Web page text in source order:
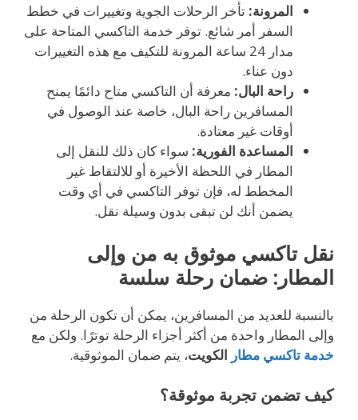
المرونة: تأخر الرحلات الجوية وتغييرات في خطط
السفر أمر شائع. توفر خدمة التاكسي المتاحة على
مدار 24 ساعة المرونة للتكيف مع هذه التغييرات
دون عناء.
راحة البال: معرفة أن التاكسي متاح دائمًا يمنح
المسافرين راحة البال، خاصة عند الوصول في
أوقات غير معتادة.
المساعدة الفورية: سواء كان ذلك للنقل إلى
المطار في اللحظة الأخيرة أو للالتقاط غير
المخطط له، فإن توفر التاكسي في أي وقت
يضمن أنك لن تبقى بدون وسيلة نقل.
نقل تاكسي موثوق به من وإلى
المطار: ضمان رحلة سلسة
بالنسبة للعديد من المسافرين، يمكن أن تكون الرحلة من
وإلى المطار واحدة من أكثر أجزاء الرحلة توترًا. ولكن مع
خدمة تاكسي مطار الكويت، يتم ضمان الموثوقية.
كيف تضمن تجربة موثوقة؟